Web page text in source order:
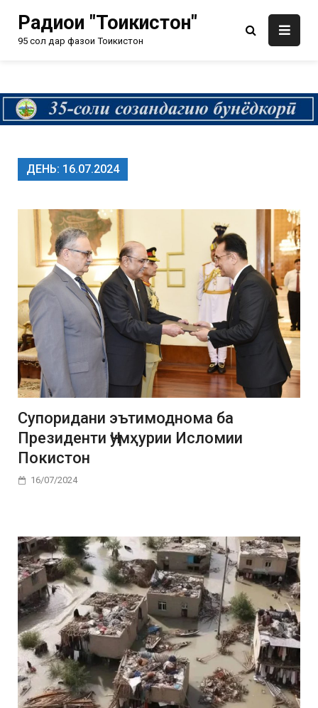
Радиои "Тоҷикистон"
95 сол дар фазои Тоҷикистон
ДЕНЬ: 16.07.2024
Cупоридани эътимоднома ба
Президенти Ҷумҳурии Исломии
Покистон
16/07/2024